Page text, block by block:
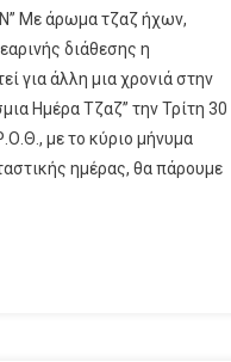
Με άρωμα τζαζ ήχων,
διάθεσης η
για άλλη μια χρονιά στην
Ημέρα Τζαζ” την Τρίτη 30
με το κύριο μήνυμα
ημέρας, θα πάρουμε